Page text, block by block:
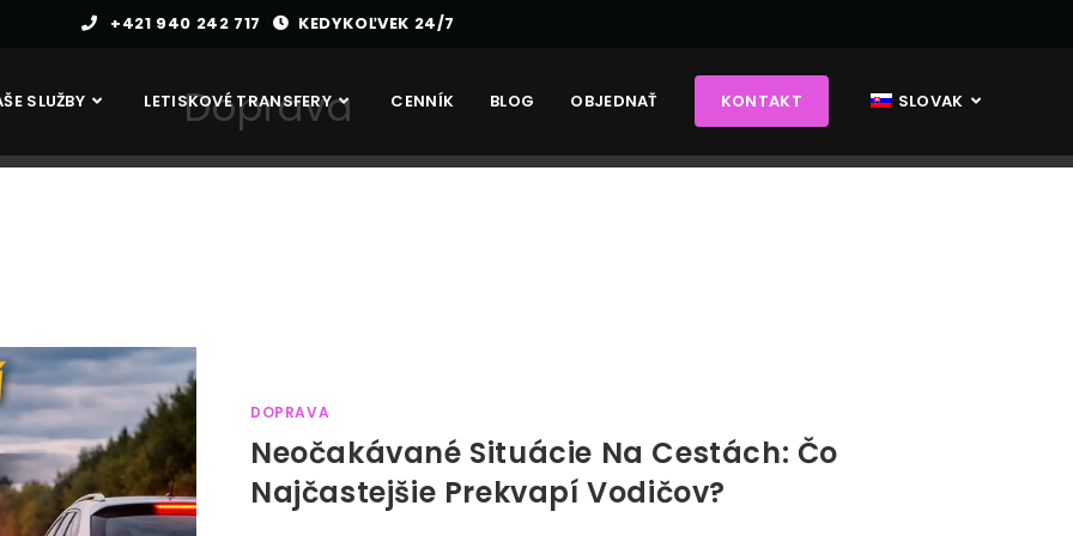
+421 940 242 717 KEDYKOĽVEK 24/7
SLUŽBY LETISKOVÉ TRANSFERY CENNÍK BLOG OBJEDNAŤ KONTAKT SLOVAK
Doprava
DOPRAVA
Neočakávané Situácie Na Cestách: Čo
Najčastejšie Prekvapí Vodičov?